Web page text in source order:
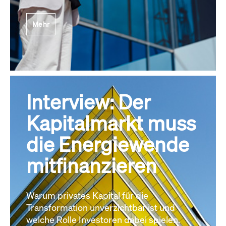
Mehr
Interview: Der
Kapitalmarkt muss
die Energiewende
mitfinanzieren
Warum privates Kapital für die
Transformation unverzichtbar ist und
welche Rolle Investoren dabei spielen.